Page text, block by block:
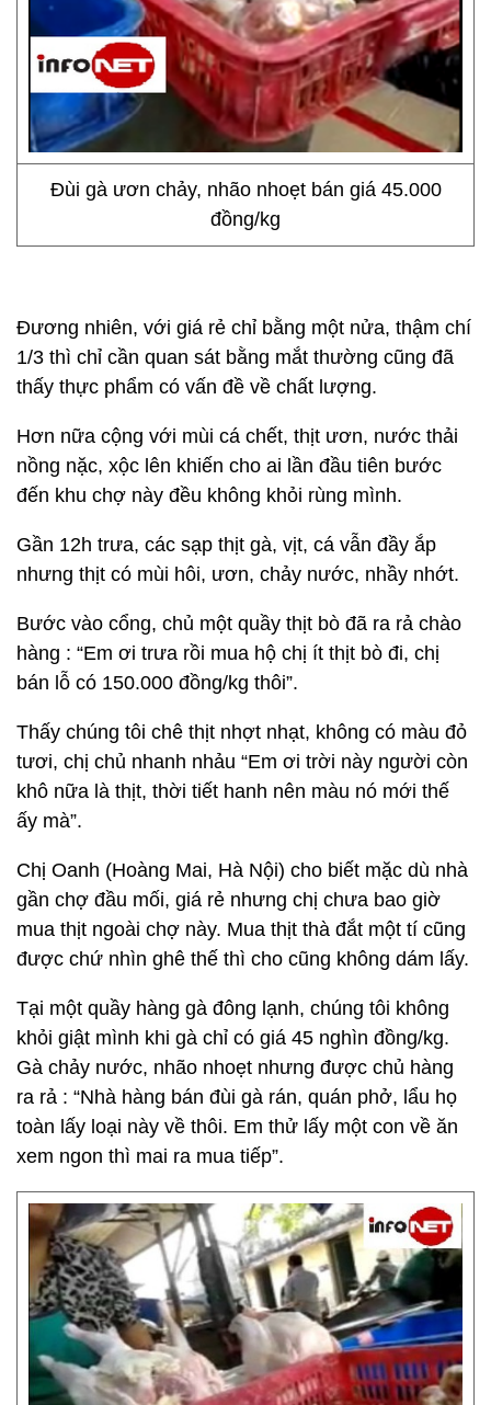
Đùi gà ươn chảy, nhão nhoẹt bán giá 45.000
đồng/kg
Đương nhiên, với giá rẻ chỉ bằng một nửa, thậm chí
1/3 thì chỉ cần quan sát bằng mắt thường cũng đã
thấy thực phẩm có vấn đề về chất lượng.
Hơn nữa cộng với mùi cá chết, thịt ươn, nước thải
nồng nặc, xộc lên khiến cho ai lần đầu tiên bước
đến khu chợ này đều không khỏi rùng mình.
Gần 12h trưa, các sạp thịt gà, vịt, cá vẫn đầy ắp
nhưng thịt có mùi hôi, ươn, chảy nước, nhầy nhớt.
Bước vào cổng, chủ một quầy thịt bò đã ra rả chào
hàng : “Em ơi trưa rồi mua hộ chị ít thịt bò đi, chị
bán lỗ có 150.000 đồng/kg thôi”.
Thấy chúng tôi chê thịt nhợt nhạt, không có màu đỏ
tươi, chị chủ nhanh nhảu “Em ơi trời này người còn
khô nữa là thịt, thời tiết hanh nên màu nó mới thế
ấy mà”.
Chị Oanh (Hoàng Mai, Hà Nội) cho biết mặc dù nhà
gần chợ đầu mối, giá rẻ nhưng chị chưa bao giờ
mua thịt ngoài chợ này. Mua thịt thà đắt một tí cũng
được chứ nhìn ghê thế thì cho cũng không dám lấy.
Tại một quầy hàng gà đông lạnh, chúng tôi không
khỏi giật mình khi gà chỉ có giá 45 nghìn đồng/kg.
Gà chảy nước, nhão nhoẹt nhưng được chủ hàng
ra rả : “Nhà hàng bán đùi gà rán, quán phở, lẩu họ
toàn lấy loại này về thôi. Em thử lấy một con về ăn
xem ngon thì mai ra mua tiếp”.